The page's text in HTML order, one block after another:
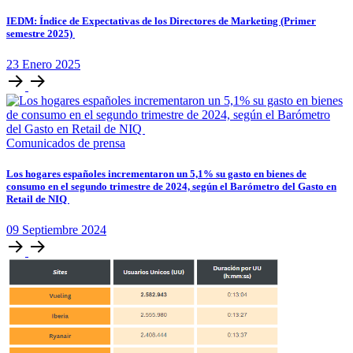
IEDM: Índice de Expectativas de los Directores de Marketing (Primer
semestre 2025)
23 Enero 2025
Comunicados de prensa
Los hogares españoles incrementaron un 5,1% su gasto en bienes de
consumo en el segundo trimestre de 2024, según el Barómetro del Gasto en
Retail de NIQ
09 Septiembre 2024